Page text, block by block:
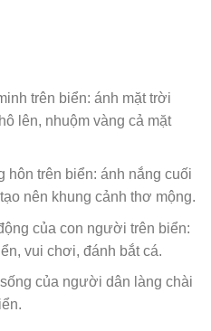
trên biển: ánh mặt trời
lên, nhuộm vàng cả mặt
hôn trên biển: ánh nắng cuối
nên khung cảnh thơ mộng.
của con người trên biển:
vui chơi, đánh bắt cá.
của người dân làng chài